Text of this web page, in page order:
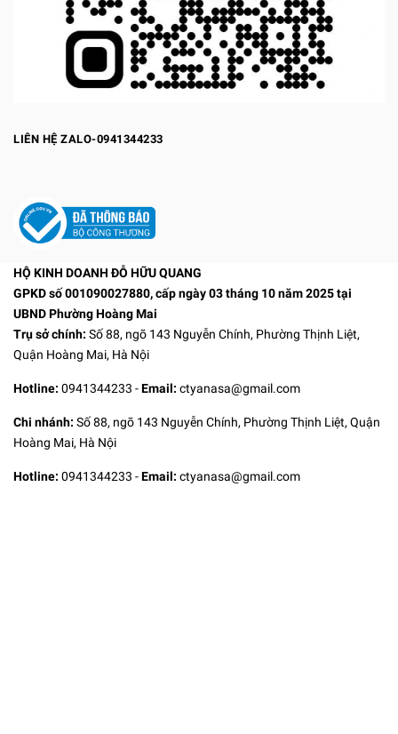
LIÊN HỆ ZALO-0941344233
HỘ KINH DOANH ĐỖ HỮU QUANG
GPKD số 001090027880, cấp ngày 03 tháng 10 năm 2025 tại
UBND Phường Hoàng Mai
Trụ sở chính: Số 88, ngõ 143 Nguyễn Chính, Phường Thịnh Liệt,
Quận Hoàng Mai, Hà Nội
Hotline: 0941344233 -Email: ctyanasa@gmail.com
Chi nhánh: Số 88, ngõ 143 Nguyễn Chính, Phường Thịnh Liệt, Quận
Hoàng Mai, Hà Nội
Hotline: 0941344233 -Email: ctyanasa@gmail.com